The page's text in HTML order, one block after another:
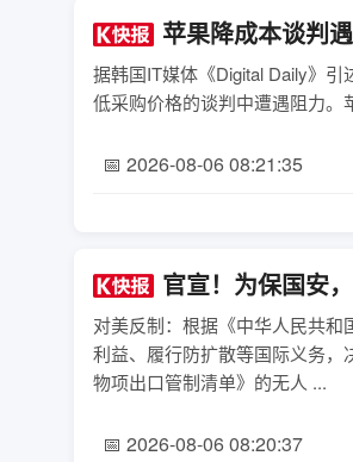
苹果降成本谈判
据韩国IT媒体《Digital Daily》
低采购价格的谈判中遭遇阻力。
📅 2026-08-06 08:21:35
官宣！为保国安
对美反制：根据《中华人民共
利益、履行防扩散等国际义务
物项出口管制清单》的无人 ...
📅 2026-08-06 08:20:37